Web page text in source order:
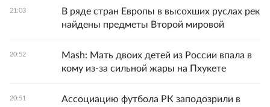
21:03
В ряде стран Европы в высохших руслах рек
найдены предметы Второй мировой
20:52
Mash: Мать двоих детей из России впала в
кому из-за сильной жары на Пхукете
20:51
Ассоциацию футбола РК заподозрили в